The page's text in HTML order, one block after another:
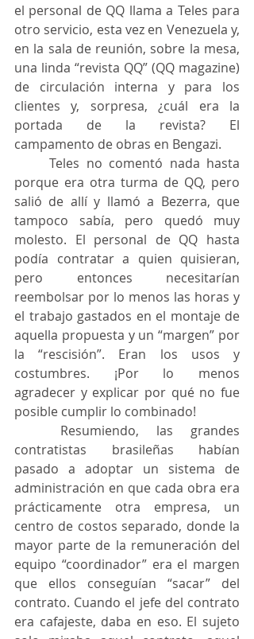
el personal de QQ llama a Teles para
otro servicio, esta vez en Venezuela y,
en la sala de reunión, sobre la mesa,
una linda “revista QQ” (QQ magazine)
de circulación interna y para los
clientes y, sorpresa, ¿cuál era la
portada de la revista? El
campamento de obras en Bengazi.
	Teles no comentó nada hasta
porque era otra turma de QQ, pero
salió de allí y llamó a Bezerra, que
tampoco sabía, pero quedó muy
molesto. El personal de QQ hasta
podía contratar a quien quisieran,
pero entonces necesitarían
reembolsar por lo menos las horas y
el trabajo gastados en el montaje de
aquella propuesta y un “margen” por
la “rescisión”. Eran los usos y
costumbres. ¡Por lo menos
agradecer y explicar por qué no fue
posible cumplir lo combinado!
contratistas brasileñas habían
pasado a adoptar un sistema de
administración en que cada obra era
prácticamente otra empresa, un
centro de costos separado, donde la
mayor parte de la remuneración del
equipo “coordinador” era el margen
que ellos conseguían “sacar” del
contrato. Cuando el jefe del contrato
era cafajeste, daba en eso. El sujeto